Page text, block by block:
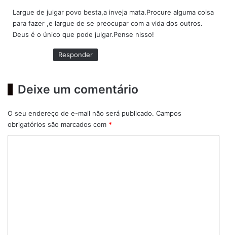
s
e
:
Largue de julgar povo besta,a inveja mata.Procure alguma coisa
para fazer ,e largue de se preocupar com a vida dos outros.
Deus é o único que pode julgar.Pense nisso!
Responder
Deixe um comentário
O seu endereço de e-mail não será publicado. Campos
obrigatórios são marcados com *